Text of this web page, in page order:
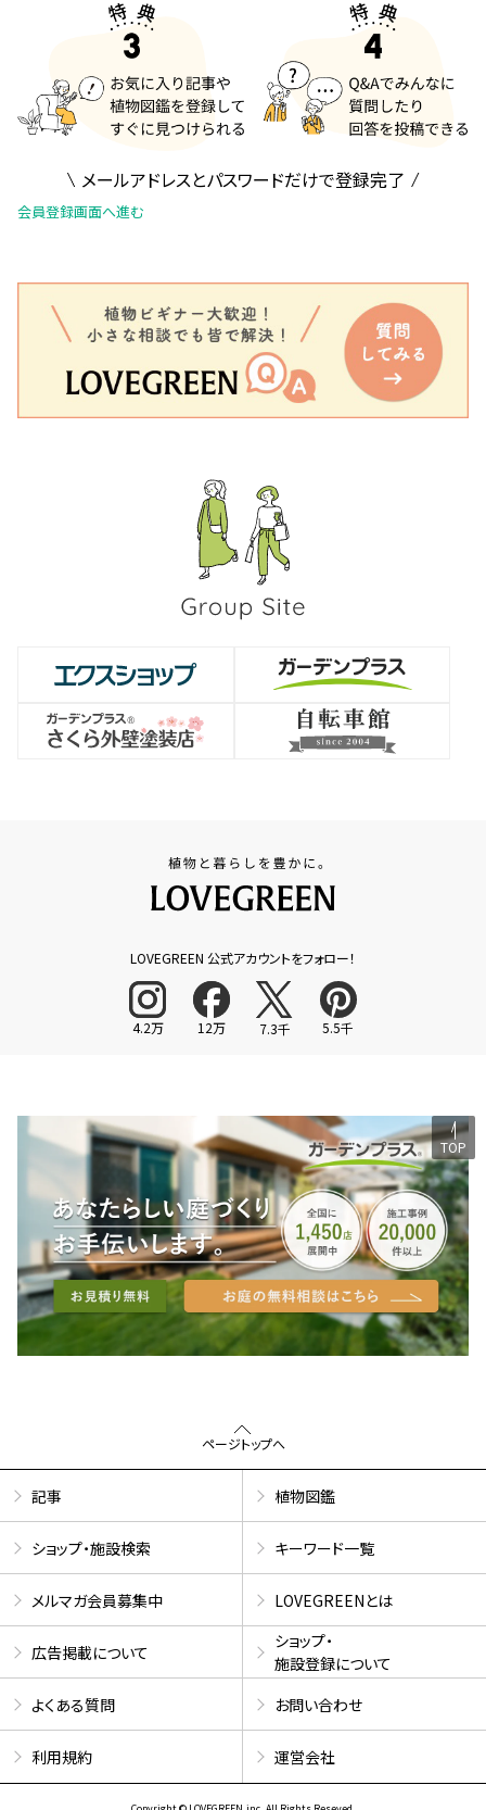
メールアドレスとパスワードだけで登録完了
会員登録画面へ進む
LOVEGREEN 公式アカウントをフォロー！
4.2万 12万 7.3千 5.5千
TOP
ページトップへ
記事 植物図鑑
ショップ・施設検索 キーワード一覧
メルマガ会員募集中 LOVEGREENとは
広告掲載について
ショップ・
施設登録について
よくある質問
お問い合わせ
利用規約 運営会社